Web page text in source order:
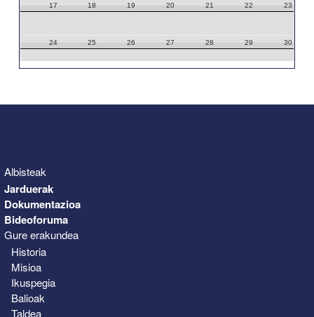
17 18 19 20 21 22 23
24 25 26 27 28 29 30
Albisteak
Jarduerak
Dokumentazioa
Bideoforuma
Gure erakundea
Historia
Misioa
Ikuspegia
Balioak
Taldea